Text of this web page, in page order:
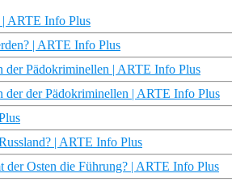
ARTE Info Plus
| ARTE Info Plus
der Pädokriminellen | ARTE Info Plus
der der Pädokriminellen | ARTE Info Plus
| ARTE Info Plus
Osten die Führung? | ARTE Info Plus